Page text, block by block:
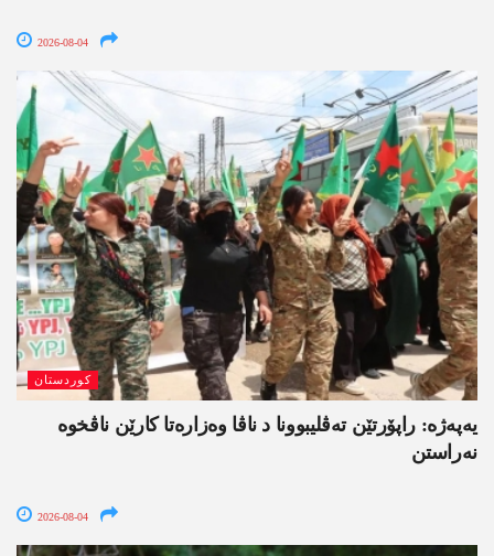
2026-08-04
کوردستان
یەپەژە: راپۆرتێن تەڤلیبوونا د ناڤا وەزارەتا کارێن ناڤخوە
نەراستن
2026-08-04